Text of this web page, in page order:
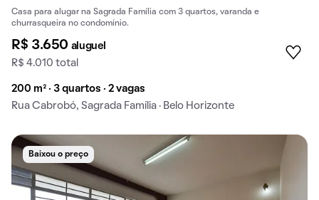
Casa para alugar na Sagrada Família com 3 quartos, varanda e
churrasqueira no condomínio.
R$ 3.650 aluguel
R$ 4.010 total
200 m² · 3 quartos · 2 vagas
Rua Cabrobó, Sagrada Família · Belo Horizonte
Baixou o preço